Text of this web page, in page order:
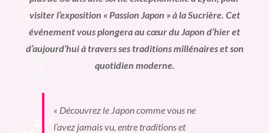
visiter l’exposition « Passion Japon » à la Sucrière. Cet
événement vous plongera au cœur du Japon d’hier et
d’aujourd’hui à travers ses traditions millénaires et son
quotidien moderne.
« Découvrez le Japon comme vous ne
l’avez jamais vu, entre traditions et